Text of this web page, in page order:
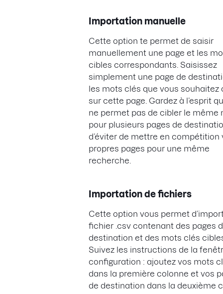
Importation manuelle
Cette option te permet de saisir
manuellement une page et les
cibles correspondants. Saisissez
simplement une page de
les mots clés que vous souhaitez
sur cette page. Gardez à l’esprit
ne permet pas de cibler le même
pour plusieurs pages de
d’éviter de mettre en compétition
propres pages pour une même
recherche.
Importation de fichiers
Cette option vous permet
fichier .csv contenant des pages
destination et des mots clés
Suivez les instructions de la
configuration : ajoutez vos mots
dans la première colonne et vos
de destination dans la deuxième